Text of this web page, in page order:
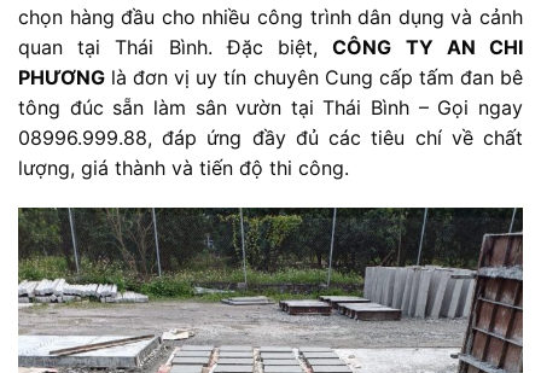
chọn hàng đầu cho nhiều công trình dân dụng và cảnh
quan tại Thái Bình. Đặc biệt,CÔNG TY AN CHI
PHƯƠNG là đơn vị uy tín chuyên Cung cấp tấm đan bê
tông đúc sẵn làm sân vườn tại Thái Bình – Gọi ngay
08996.999.88, đáp ứng đầy đủ các tiêu chí về chất
lượng, giá thành và tiến độ thi công.